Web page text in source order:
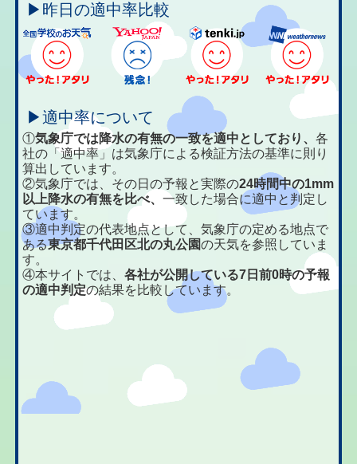
▶昨日の適中率比較
▶適中率について
①気象庁では降水の有無の一致を適中としており、各
社の「適中率」は気象庁による検証方法の基準に則り
算出しています。
②気象庁では、その日の予報と実際の24時間中の1mm
以上降水の有無を比べ、一致した場合に適中と判定し
ています。
③適中判定の代表地点として、気象庁の定める地点で
ある東京都千代田区北の丸公園の天気を参照していま
す。
④本サイトでは、各社が公開している7日前0時の予報
の適中判定の結果を比較しています。